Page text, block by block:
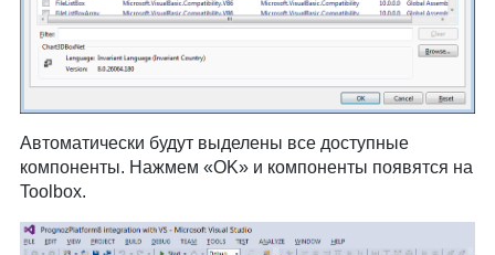
Автоматически будут выделены все доступные
компоненты. Нажмем «OK» и компоненты появятся на
Toolbox.